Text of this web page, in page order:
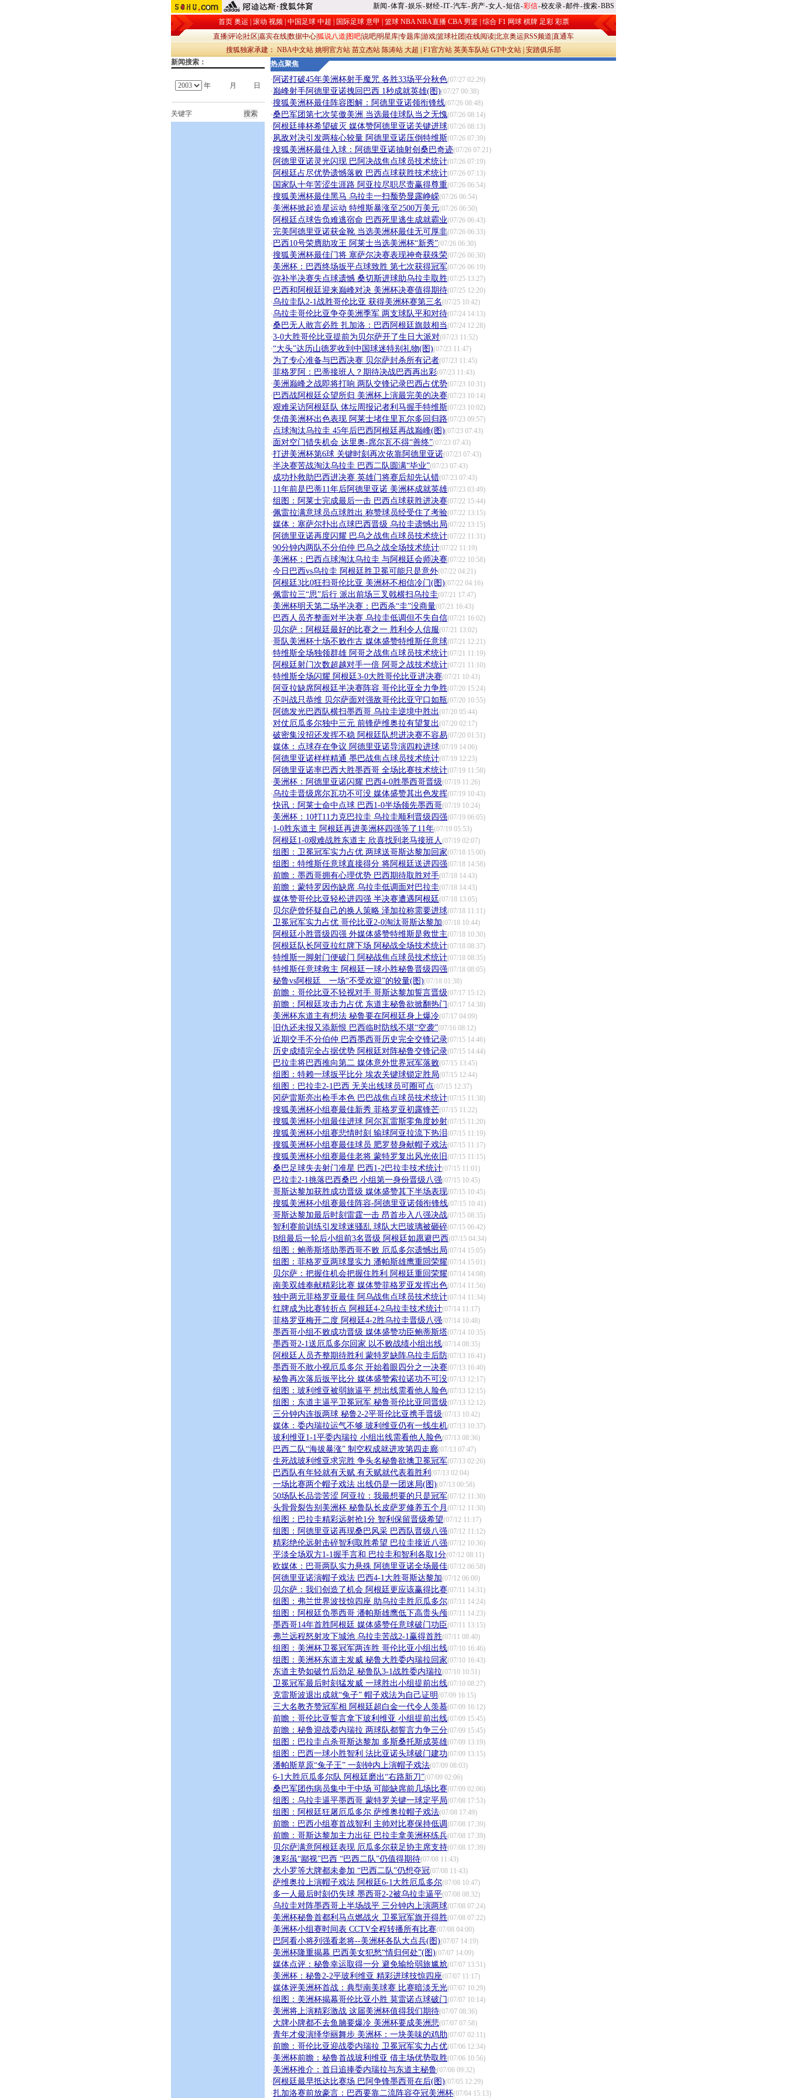
新闻-体育-娱乐-财经-IT-汽车-房产-女人 -短信-彩信-校友录-邮件-搜索-BBS
首页 奥运| 滚动 视频| 中国足球 中超 国际足球 意甲 篮球 NBA NBA直播 CBA 男篮| 综合 F1 网球 棋牌 足彩 彩票
直播评论社区 嘉宾在线数据中心狐说八道 图吧说吧明星库专题库游戏篮球社团 在线阅读北京奥运RSS频道 直通车
搜狐独家承建： NBA中文站 姚明官方站 苗立杰站 陈涛站 大超 F1官方站 英美车队站 GT中文站 安踏俱乐部
新闻搜索：
年 月 日
关键字
热点聚焦
· 阿诺打破45年美洲杯射手魔咒 各胜33场平分秋色(07/27 02:29)
·巅峰射手阿德里亚诺拽回巴西 1秒成就英雄(图)(07/27 00:38)
·搜狐美洲杯最佳阵容图解：阿德里亚诺领衔锋线(07/26 08:48)
·桑巴军团第七次笑傲美洲 当选最佳球队当之无愧(07/26 08:14)
· 阿根廷捧杯希望破灭 媒体赞阿德里亚诺关键进球(07/26 08:13)
·夙敌对决引发两核心较量 阿德里亚诺压倒特维斯(07/26 07:39)
·搜狐美洲杯最佳入球：阿德里亚诺抽射创桑巴奇迹(07/26 07:21)
· 阿德里亚诺灵光闪现 巴阿决战焦点球员技术统计(07/26 07:19)
· 阿根廷占尽优势遗憾落败 巴西点球获胜技术统计(07/26 07:13)
· 国家队十年苦涩生涯路 阿亚拉尽职尽责赢得尊重(07/26 06:54)
·搜狐美洲杯最佳黑马 乌拉圭一扫颓势显露峥嵘(07/26 06:54)
·美洲杯掀起造星运动 特维斯暴涨至2500万美元(07/26 06:50)
· 阿根廷点球告负难逃宿命 巴西死里逃生成就霸业(07/26 06:43)
·完美阿德里亚诺获金靴 当选美洲杯最佳无可厚非(07/26 06:33)
· 巴西10号荣膺助攻王 阿莱士当选美洲杯“新秀”(07/26 06:30)
·搜狐美洲杯最佳门将 塞萨尔决赛表现神奇获殊荣(07/26 06:30)
·美洲杯：巴西终场扳平点球致胜 第七次获得冠军(07/26 06:19)
·弥补半决赛失点球遗憾 桑切斯进球助乌拉圭取胜(07/25 13:27)
· 巴西和阿根廷迎来巅峰对决 美洲杯决赛值得期待(07/25 12:20)
·乌拉圭队2-1战胜哥伦比亚 获得美洲杯赛第三名(07/25 10:42)
·乌拉圭哥伦比亚争夺美洲季军 两支球队平和对待(07/24 14:13)
·桑巴无人敢言必胜 扎加洛：巴西阿根廷旗鼓相当(07/24 12:28)
·3-0大胜哥伦比亚提前为贝尔萨开了生日大派对(07/23 11:52)
·“大头”达历山德罗收到中国球迷特别礼物(图)(07/23 11:47)
·为了专心准备与巴西决赛 贝尔萨封杀所有记者(07/23 11:45)
·菲格罗阿：巴蒂接班人？期待决战巴西再出彩(07/23 11:43)
·美洲巅峰之战即将打响 两队交锋记录巴西占优势(07/23 10:31)
· 巴西战阿根廷众望所归 美洲杯上演最完美的决赛(07/23 10:14)
·艰难采访阿根廷队 体坛周报记者利马握手特维斯(07/23 10:02)
·凭借美洲杯出色表现 阿莱士堵住里瓦尔多回归路(07/23 09:57)
·点球淘汰乌拉圭 45年后巴西阿根廷再战巅峰(图)(07/23 07:43)
·面对空门错失机会 达里奥-席尔瓦不得“善终”(07/23 07:43)
·打进美洲杯第6球 关键时刻再次依靠阿德里亚诺(07/23 07:43)
·半决赛苦战淘汰乌拉圭 巴西二队圆满“毕业”(07/23 07:43)
·成功扑救助巴西进决赛 英雄门将赛后却先认错(07/23 07:43)
·11年前是巴蒂11年后阿德里亚诺 美洲杯成就英雄(07/23 03:49)
·组图：阿莱士完成最后一击 巴西点球获胜进决赛(07/22 15:44)
·佩雷拉满意球员点球胜出 称赞球员经受住了考验(07/22 13:15)
·媒体：塞萨尔扑出点球巴西晋级 乌拉圭遗憾出局(07/22 13:15)
· 阿德里亚诺再度闪耀 巴乌之战焦点球员技术统计(07/22 11:31)
·90分钟内两队不分伯仲 巴乌之战全场技术统计(07/22 11:19)
·美洲杯：巴西点球淘汰乌拉圭 与阿根廷会师决赛(07/22 10:58)
·今日巴西vs乌拉圭 阿根廷胜卫冕可能只是意外(07/22 04:21)
· 阿根廷3比0狂扫哥伦比亚 美洲杯不相信冷门(图)(07/22 04:16)
·佩雷拉三“思”后行 派出前场三叉戟横扫乌拉圭(07/21 17:47)
·美洲杯明天第二场半决赛：巴西杀“圭”没商量(07/21 16:43)
· 巴西人员齐整面对半决赛 乌拉圭低调但不失自信(07/21 16:02)
· 贝尔萨：阿根廷最好的比赛之一 胜利令人信服(07/21 13:02)
·哥队美洲杯十场不败作古 媒体盛赞特维斯任意球(07/21 12:21)
·特维斯全场独领群雄 阿哥之战焦点球员技术统计(07/21 11:19)
· 阿根廷射门次数超越对手一倍 阿哥之战技术统计(07/21 11:10)
·特维斯全场闪耀 阿根廷3-0大胜哥伦比亚进决赛(07/21 10:43)
· 阿亚拉缺席阿根廷半决赛阵容 哥伦比亚全力争胜(07/20 15:24)
·不叫战只恭维 贝尔萨面对强敌哥伦比亚守口如瓶(07/20 10:55)
· 阿德发光巴西队横扫墨西哥 乌拉圭逆境中胜出(07/20 05:44)
·对仗厄瓜多尔独中三元 前锋萨维奥拉有望复出(07/20 02:17)
·破密集没招还发挥不稳 阿根廷队想进决赛不容易(07/20 01:51)
·媒体：点球存在争议 阿德里亚诺导演四粒进球(07/19 14:06)
· 阿德里亚诺样样精通 墨巴战焦点球员技术统计(07/19 12:23)
· 阿德里亚诺率巴西大胜墨西哥 全场比赛技术统计(07/19 11:58)
·美洲杯：阿德里亚诺闪耀 巴西4-0胜墨西哥晋级(07/19 11:26)
·乌拉圭晋级席尔瓦功不可没 媒体盛赞其出色发挥(07/19 10:43)
·快讯：阿莱士命中点球 巴西1-0半场领先墨西哥(07/19 10:24)
·美洲杯：10打11力克巴拉圭 乌拉圭顺利晋级四强(07/19 06:05)
·1-0胜东道主 阿根廷再进美洲杯四强等了11年(07/19 05:53)
· 阿根廷1-0艰难战胜东道主 欣喜找到老马接班人(07/19 02:07)
·组图：卫冕冠军实力占优 两球送哥斯达黎加回家(07/18 15:00)
·组图：特维斯任意球直接得分 将阿根廷送进四强(07/18 14:58)
·前瞻：墨西哥拥有心理优势 巴西期待取胜对手(07/18 14:43)
·前瞻：蒙特罗因伤缺席 乌拉圭低调面对巴拉圭(07/18 14:43)
·媒体赞哥伦比亚轻松进四强 半决赛遭遇阿根廷(07/18 13:05)
· 贝尔萨曾怀疑自己的换人策略 泽加拉称需要进球(07/18 11:11)
·卫冕冠军实力占优 哥伦比亚2-0淘汰哥斯达黎加(07/18 10:44)
· 阿根廷小胜晋级四强 外媒体盛赞特维斯是救世主(07/18 10:30)
· 阿根廷队长阿亚拉红牌下场 阿秘战全场技术统计(07/18 08:37)
·特维斯一脚射门便破门 阿秘战焦点球员技术统计(07/18 08:35)
·特维斯任意球救主 阿根廷一球小胜秘鲁晋级四强(07/18 08:05)
·秘鲁vs阿根廷 一场“不受欢迎”的较量(图)(07/18 01:38)
·前瞻：哥伦比亚不轻视对手 哥斯达黎加誓言晋级(07/17 15:12)
·前瞻：阿根廷攻击力占优 东道主秘鲁欲掀翻热门(07/17 14:38)
·美洲杯东道主有想法 秘鲁要在阿根廷身上爆冷(07/17 04:09)
· 旧仇还未报又添新恨 巴西临时防线不堪“空袭”(07/16 08:12)
·近期交手不分伯仲 巴西墨西哥历史完全交锋记录(07/15 14:46)
·历史成绩完全占据优势 阿根廷对阵秘鲁交锋记录(07/15 14:44)
· 巴拉圭将巴西推向第二 媒体意外世界冠军落败(07/15 13:45)
·组图：特赖一球扳平比分 埃农关键球锁定胜局(07/15 12:44)
·组图：巴拉圭2-1巴西 无关出线球员可圈可点(07/15 12:37)
· 冈萨雷斯亮出枪手本色 巴巴战焦点球员技术统计(07/15 11:38)
·搜狐美洲杯小组赛最佳新秀 菲格罗亚初露锋芒(07/15 11:22)
·搜狐美洲杯小组最佳进球 阿尔瓦雷斯零角度妙射(07/15 11:20)
·搜狐美洲杯小组赛悲情时刻 输球阿亚拉流下热泪(07/15 11:19)
·搜狐美洲杯小组赛最佳球员 肥罗替身献帽子戏法(07/15 11:17)
·搜狐美洲杯小组赛最佳老将 蒙特罗复出风光依旧(07/15 11:15)
·桑巴足球失去射门准星 巴西1-2巴拉圭技术统计(07/15 11:01)
· 巴拉圭2-1挑落巴西桑巴 小组第一身份晋级八强(07/15 10:45)
·哥斯达黎加获胜成功晋级 媒体盛赞其下半场表现(07/15 10:45)
·搜狐美洲杯小组赛最佳阵容-阿德里亚诺领衔锋线(07/15 10:41)
·哥斯达黎加最后时刻雷霆一击 昂首步入八强决战(07/15 08:35)
·智利赛前训练引发球迷骚乱 球队大巴玻璃被砸碎(07/15 06:42)
·B组最后一轮后小组前3名晋级 阿根廷如愿避巴西(07/15 04:34)
·组图：鲍蒂斯塔助墨西哥不败 厄瓜多尔遗憾出局(07/14 15:05)
·组图：菲格罗亚两球显实力 潘帕斯雄鹰重回荣耀(07/14 15:01)
· 贝尔萨：把握住机会把握住胜利 阿根廷重回荣耀(07/14 14:08)
·南美双雄奉献精彩比赛 媒体赞菲格罗亚发挥出色(07/14 11:56)
·独中两元菲格罗亚最佳 阿乌战焦点球员技术统计(07/14 11:34)
·红牌成为比赛转折点 阿根廷4-2乌拉圭技术统计(07/14 11:17)
·菲格罗亚梅开二度 阿根廷4-2胜乌拉圭晋级八强(07/14 10:48)
·墨西哥小组不败成功晋级 媒体盛赞功臣鲍蒂斯塔(07/14 10:35)
·墨西哥2-1送厄瓜多尔回家 以不败战绩小组出线(07/14 08:35)
· 阿根廷人员齐整期待胜利 蒙特罗缺阵乌拉圭后防(07/13 16:41)
·墨西哥不敢小视厄瓜多尔 开始着眼四分之一决赛(07/13 16:40)
·秘鲁再次落后扳平比分 媒体盛赞索拉诺功不可没(07/13 12:17)
·组图：玻利维亚被弱旅逼平 想出线需看他人脸色(07/13 12:15)
·组图：东道主逼平卫冕冠军 秘鲁哥伦比亚同晋级(07/13 12:12)
·三分钟内连扳两球 秘鲁2-2平哥伦比亚携手晋级(07/13 10:42)
·媒体：委内瑞拉运气不够 玻利维亚仍有一线生机(07/13 10:37)
·玻利维亚1-1平委内瑞拉 小组出线需看他人脸色(07/13 08:36)
· 巴西二队“海拔暴涨” 制空权成就进攻第四走廊(07/13 07:47)
·生死战玻利维亚求完胜 争头名秘鲁欲擒卫冕冠军(07/13 02:26)
· 巴西队有年轻就有天赋 有天赋就代表着胜利 (07/13 02:04)
·一场比赛两个帽子戏法 出线仍是一团迷局(图)(07/13 00:58)
·50场队长品尝苦涩 阿亚拉：我最想要的只是冠军(07/12 11:30)
·头骨骨裂告别美洲杯 秘鲁队长皮萨罗修养五个月 (07/12 11:30)
·组图：巴拉圭精彩远射抢1分 智利保留晋级希望(07/12 11:17)
·组图：阿德里亚诺再现桑巴风采 巴西队晋级八强(07/12 11:12)
·精彩绝伦远射击碎智利取胜希望 巴拉圭接近八强(07/12 10:36)
·平淡全场双方1-1握手言和 巴拉圭和智利各取1分(07/12 08:11)
·欧媒体：巴哥两队实力悬殊 阿德里亚诺全场最佳(07/12 06:58)
· 阿德里亚诺演帽子戏法 巴西4-1大胜哥斯达黎加(07/12 06:00)
· 贝尔萨：我们创造了机会 阿根廷更应该赢得比赛(07/11 14:31)
·组图：弗兰世界波技惊四座 助乌拉圭胜厄瓜多尔(07/11 14:24)
·组图：阿根廷负墨西哥 潘帕斯雄鹰低下高贵头颅(07/11 14:23)
·墨西哥14年首胜阿根廷 媒体盛赞任意球破门功臣(07/11 13:15)
·弗兰远程怒射攻下城池 乌拉圭苦战2-1赢得首胜(07/11 08:40)
·组图：美洲杯卫冕冠军两连胜 哥伦比亚小组出线(07/10 16:46)
·组图：美洲杯东道主发威 秘鲁大胜委内瑞拉回家(07/10 16:43)
·东道主势如破竹后劲足 秘鲁队3-1战胜委内瑞拉(07/10 10:51)
·卫冕冠军最后时刻猛发威 一球胜出小组提前出线(07/10 08:27)
·克雷斯波退出成就“兔子” 帽子戏法为自己证明(07/09 16:15)
·三大名教齐赞冠军相 阿根廷超白金一代令人羡慕(07/09 16:12)
·前瞻：哥伦比亚誓言拿下玻利维亚 小组提前出线(07/09 15:45)
·前瞻：秘鲁迎战委内瑞拉 两球队都誓言力争三分(07/09 15:45)
·组图：巴拉圭点杀哥斯达黎加 多斯桑托斯成英雄(07/09 13:19)
·组图：巴西一球小胜智利 法比亚诺头球破门建功(07/09 13:15)
·潘帕斯草原“兔子王” 一刻钟内上演帽子戏法(07/09 08:03)
·6-1大胜厄瓜多尔队 阿根廷磨出“右路新刀”(07/09 02:06)
·桑巴军团伤病员集中于中场 可能缺席前几场比赛(07/09 02:06)
·组图：乌拉圭逼平墨西哥 蒙特罗关键一球定平局(07/08 17:53)
·组图：阿根廷狂屠厄瓜多尔 萨维奥拉帽子戏法(07/08 17:49)
·前瞻：巴西小组赛首战智利 主帅对比赛保持低调(07/08 17:39)
·前瞻：哥斯达黎加主力出征 巴拉圭拿美洲杯练兵(07/08 17:39)
· 贝尔萨满意阿根廷表现 厄瓜多尔获足协主席支持(07/08 17:39)
·澳彩虽“鄙视”巴西 “巴西二队”仍值得期待(07/08 11:43)
·大小罗等大牌都未参加 “巴西二队”仍想夺冠(07/08 11:43)
·萨维奥拉上演帽子戏法 阿根廷6-1大胜厄瓜多尔(07/08 10:47)
·多一人最后时刻仍失球 墨西哥2-2被乌拉圭逼平(07/08 08:32)
·乌拉圭对阵墨西哥上半场战平 三分钟内上演两球(07/08 07:24)
·美洲杯秘鲁首都利马点燃战火 卫冕冠军旗开得胜(07/08 07:22)
·美洲杯小组赛时间表 CCTV全程转播所有比赛(07/08 04:00)
· 巴阿看小将列强看老将--美洲杯各队大点兵(图)(07/07 14:19)
·美洲杯隆重揭幕 巴西美女犯愁“情归何处”(图)(07/07 14:09)
·媒体点评：秘鲁幸运取得一分 避免输给弱旅尴尬(07/07 13:51)
·美洲杯：秘鲁2-2平玻利维亚 精彩进球技惊四座(07/07 11:17)
·媒体评美洲杯首战：典型南美球赛 比赛暗淡无光(07/07 10:29)
·组图：美洲杯揭幕哥伦比亚小胜 莫雷诺点球破门(07/07 10:14)
·美洲将上演精彩激战 这届美洲杯值得我们期待(07/07 08:36)
·大牌小牌都不去鱼腩要爆冷 美洲杯要成美洲悲(07/07 07:58)
·青年才俊演绎华丽舞步 美洲杯：一块美味的鸡肋(07/07 02:11)
·前瞻：哥伦比亚迎战委内瑞拉 卫冕冠军实力占优(07/06 12:34)
·美洲杯前瞻：秘鲁首战玻利维亚 借主场优势取胜(07/06 10:56)
·美洲杯推介：首日追捧委内瑞拉与东道主秘鲁(07/06 09:32)
· 阿根廷最早抵达比赛场 巴阿争锋墨西哥在后(图)(07/05 12:29)
·扎加洛赛前放豪言：巴西要靠二流阵容夺冠美洲杯(07/04 15:13)